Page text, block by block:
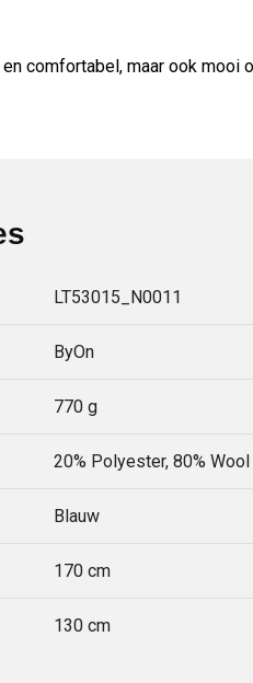
comfortabel, maar ook mooi
LT53015_N0011
ByOn
770 g
20% Polyester, 80% Wool
Blauw
170 cm
130 cm